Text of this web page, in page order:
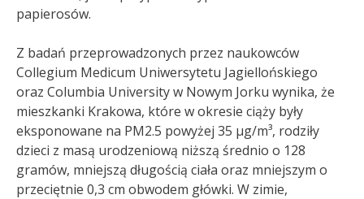
papierosów.
Z badań przeprowadzonych przez naukowców
Collegium Medicum Uniwersytetu Jagiellońskiego
oraz Columbia University w Nowym Jorku wynika, że
mieszkanki Krakowa, które w okresie ciąży były
eksponowane na PM2.5 powyżej 35 µg/m³, rodziły
dzieci z masą urodzeniową niższą średnio o 128
gramów, mniejszą długością ciała oraz mniejszym o
przeciętnie 0,3 cm obwodem główki. W zimie,